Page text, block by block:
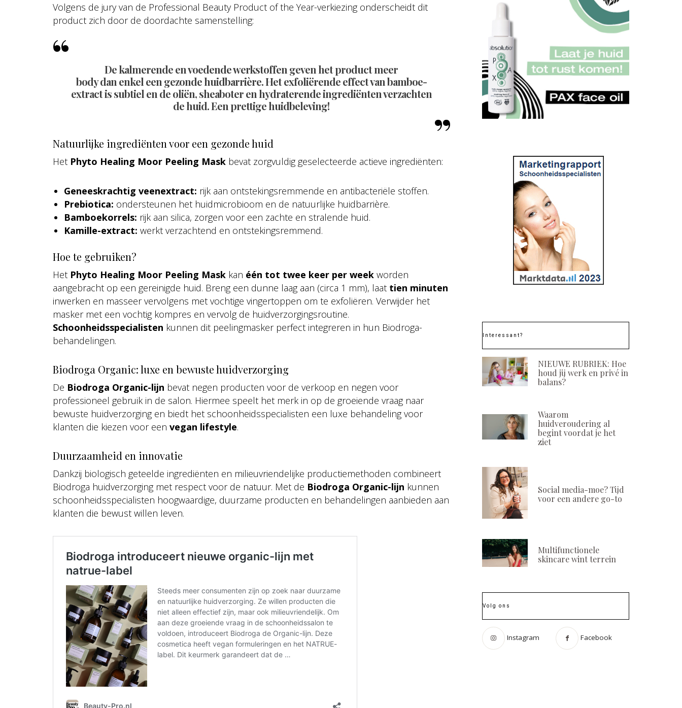
Volgens de jury van de Professional Beauty Product of the Year-verkiezing onderscheidt dit
product zich door de doordachte samenstelling:
De kalmerende en voedende werkstoffen geven het product meer
body dan enkel een gezonde huidbarrière. Het exfoliërende effect van bamboe-
extract is subtiel en de oliën, sheaboter en hydraterende ingrediënten verzachten
de huid. Een prettige huidbeleving!
Natuurlijke ingrediënten voor een gezonde huid
Het Phyto Healing Moor Peeling Mask bevat zorgvuldig geselecteerde actieve ingrediënten:
Geneeskrachtig veenextract: rijk aan ontstekingsremmende en antibacteriële stoffen.
Prebiotica: ondersteunen het huidmicrobioom en de natuurlijke huidbarrière.
Bamboekorrels: rijk aan silica, zorgen voor een zachte en stralende huid.
Kamille-extract: werkt verzachtend en ontstekingsremmend.
Hoe te gebruiken?
Het Phyto Healing Moor Peeling Mask kan één tot twee keer per week worden
aangebracht op een gereinigde huid. Breng een dunne laag aan (circa 1 mm), laat tien minuten
inwerken en masseer vervolgens met vochtige vingertoppen om te exfoliëren. Verwijder het
masker met een vochtig kompres en vervolg de huidverzorgingsroutine.
Schoonheidsspecialisten kunnen dit peelingmasker perfect integreren in hun Biodroga-
behandelingen.
Biodroga Organic: luxe en bewuste huidverzorging
De Biodroga Organic-lijn bevat negen producten voor de verkoop en negen voor
professioneel gebruik in de salon. Hiermee speelt het merk in op de groeiende vraag naar
bewuste huidverzorging en biedt het schoonheidsspecialisten een luxe behandeling voor
klanten die kiezen voor een vegan lifestyle.
Duurzaamheid en innovatie
Dankzij biologisch geteelde ingrediënten en milieuvriendelijke productiemethoden combineert
Biodroga huidverzorging met respect voor de natuur. Met de Biodroga Organic-lijn kunnen
schoonheidsspecialisten hoogwaardige, duurzame producten en behandelingen aanbieden aan
klanten die bewust willen leven.
Interessant?
NIEUWE RUBRIEK: Hoe
houd jij werk en privé in
balans?
Waarom
huidveroudering al
begint voordat je het
ziet
Social media-moe? Tijd
voor een andere go-to
Multifunctionele
skincare wint terrein
Volg ons
Instagram Facebook